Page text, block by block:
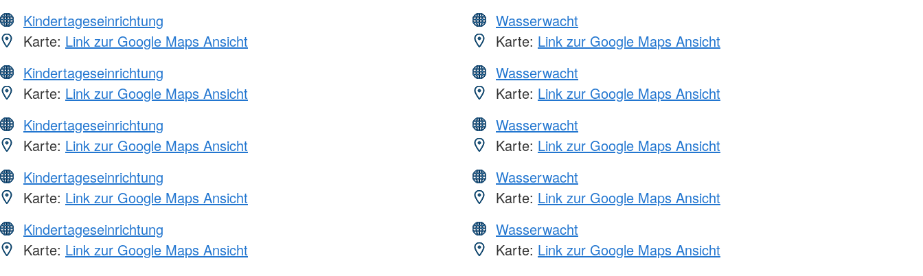
Kindertageseinrichtung
Karte: Link zur Google Maps Ansicht
Kindertageseinrichtung
Karte: Link zur Google Maps Ansicht
Kindertageseinrichtung
Karte: Link zur Google Maps Ansicht
Kindertageseinrichtung
Karte: Link zur Google Maps Ansicht
Kindertageseinrichtung
Karte: Link zur Google Maps Ansicht
Wasserwacht
Karte: Link zur Google Maps Ansicht
Wasserwacht
Karte: Link zur Google Maps Ansicht
Wasserwacht
Karte: Link zur Google Maps Ansicht
Wasserwacht
Karte: Link zur Google Maps Ansicht
Wasserwacht
Karte: Link zur Google Maps Ansicht